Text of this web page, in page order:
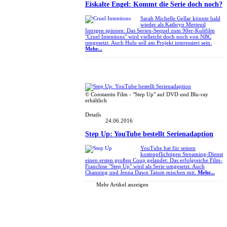
Eiskalte Engel: Kommt die Serie doch noch?
Sarah Michelle Gellar könnte bald
wieder als Kathryn Merteuil
Intrigen spinnen: Das Serien-Sequel zum 90er-Kultfilm
"Cruel Intentions" wird vielleicht doch noch von NBC
umgesetzt. Auch Hulu soll am Projekt interessiert sein.
Mehr...
© Constantin Film - "Step Up" auf DVD und Blu-ray
erhältlich
Details
24.06.2016
Step Up: YouTube bestellt Serienadaption
YouTube hat für seinen
kostenpflichtigen Streaming-Dienst
einen ersten großen Coup gelandet: Das erfolgreiche Film-
Franchise "Step Up" wird als Serie umgesetzt. Auch
Channing und Jenna Dawn Tatum mischen mit. Mehr...
Mehr Artikel anzeigen